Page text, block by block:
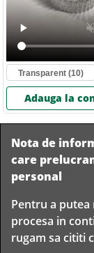
Transparent (10)
Adauga la
Livrare
Nota de
care
personal
Pentru a
procesa in
rugam sa cititi